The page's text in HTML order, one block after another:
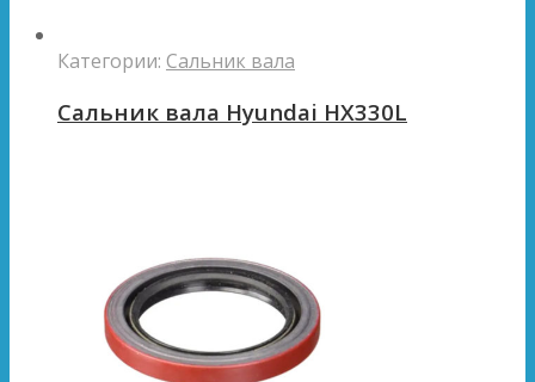
Категории: Сальник вала
Сальник вала Hyundai HX330L